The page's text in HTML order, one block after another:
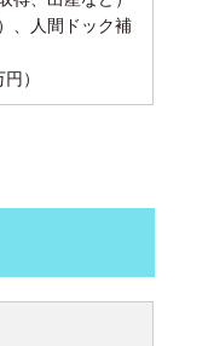
、人間ドック補
）